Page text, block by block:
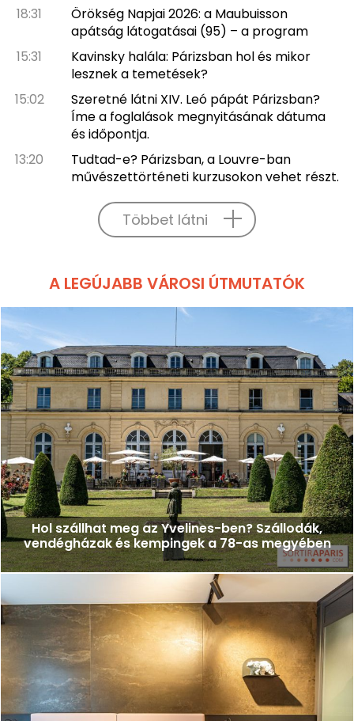
18:31
Örökség Napjai 2026: a Maubuisson
apátság látogatásai (95) – a program
15:31
Kavinsky halála: Párizsban hol és mikor
lesznek a temetések?
15:02
Szeretné látni XIV. Leó pápát Párizsban?
Íme a foglalások megnyitásának dátuma
és időpontja.
13:20
Tudtad-e? Párizsban, a Louvre-ban
művészettörténeti kurzusokon vehet részt.
Többet látni
A LEGÚJABB VÁROSI ÚTMUTATÓK
Hol szállhat meg az Yvelines-ben? Szállodák,
vendégházak és kempingek a 78-as megyében